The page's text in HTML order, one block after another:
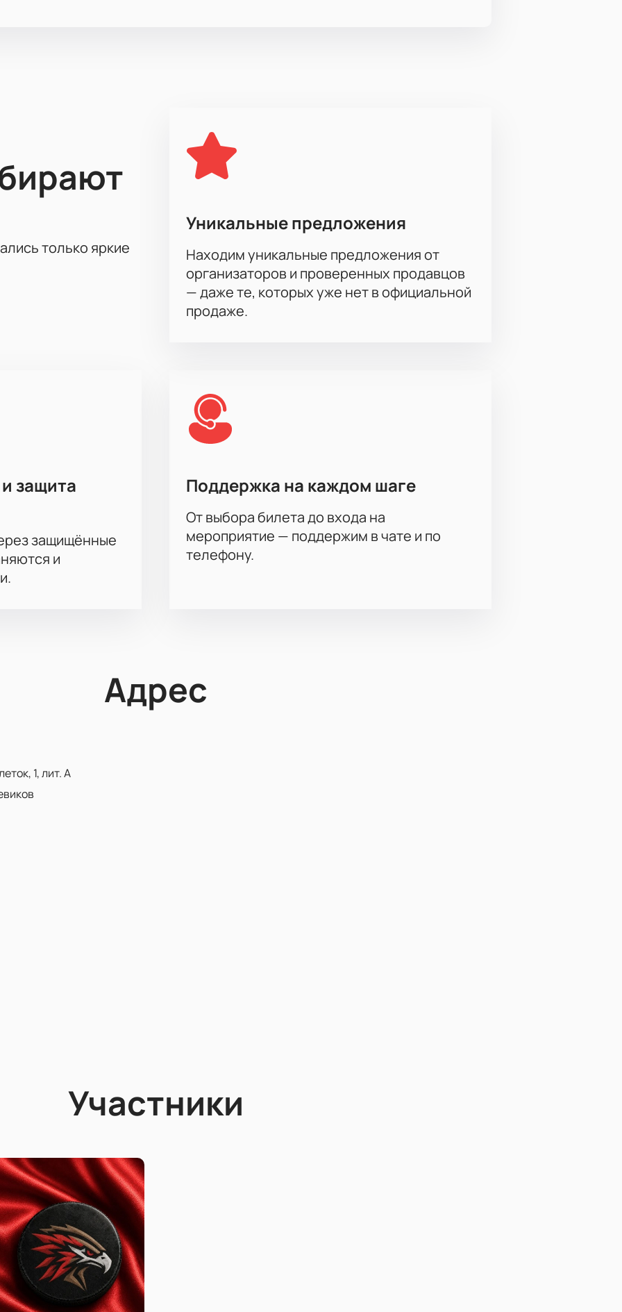
только яркие
Уникальные предложения
Находим уникальные предложения от
организаторов и проверенных продавцов
— даже те, которых уже нет в официальной
продаже.
защита
защищённые
и
Поддержка на каждом шаге
От выбора билета до входа на
мероприятие — поддержим в чате и по
телефону.
Адрес
1, лит. А
Участники